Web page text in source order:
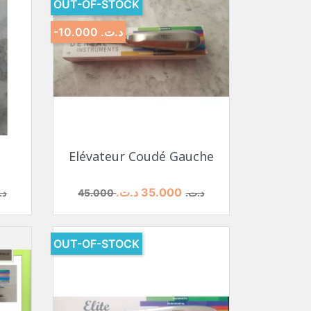
نظرة سريعة
Elévateur Coudé Gauche
السعر الأساسي 45.000 د.ت.‏
السعر 35.000 د.ت.‏
OUT-OF-STOCK
-10.000 د.ت.‏
OUT-OF-STOCK